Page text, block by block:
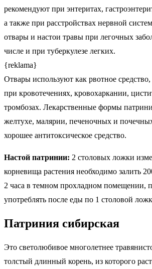
рекомендуют при энтеритах,
а также при расстройствах нервной
отвары и настои травы при легочных
числе и при туберкулезе легких.
{reklama}
Отвары используют как рвотное
при кровотечениях, кровохаркании,
тромбозах. Лекарственные формы
желтухе, малярии, печеночных и
хорошее антитоксическое средство.
Настой патринии: 2 столовых ложки
корневища растения необходимо залить
2 часа в темном прохладном помещении,
употреблять после еды по 1 столовой
Патриния сибирская
Это светолюбивое многолетнее
толстый длинный корень, из которого